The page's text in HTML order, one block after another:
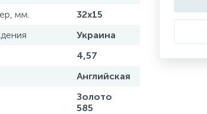
мм.
32х15
Украина
4,57
Английская
Золото
585